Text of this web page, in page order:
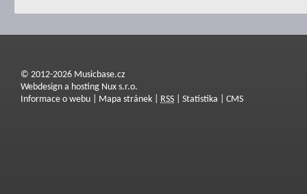
© 2012-2026 Musicbase.cz
Webdesign a hosting Nux s.r.o.
Informace o webu
Mapa stránek RSS Statistika CMS